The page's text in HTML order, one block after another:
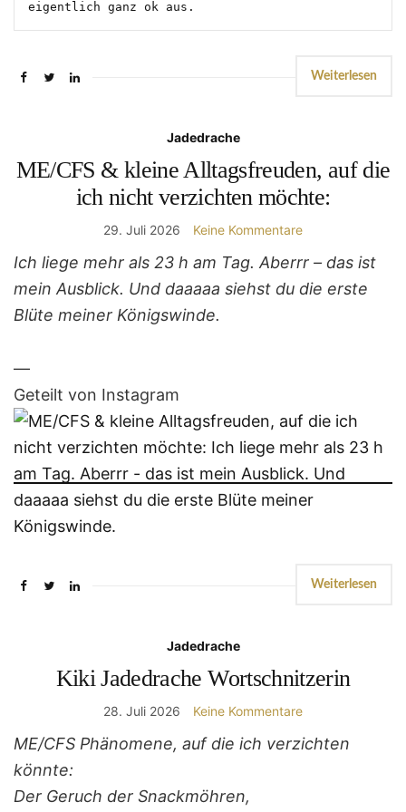
Weiterlesen
Jadedrache
ME/CFS & kleine Alltagsfreuden, auf die
ich nicht verzichten möchte:
29. Juli 2026 Keine Kommentare
Ich liege mehr als 23 h am Tag. Aberrr – das ist
mein Ausblick. Und daaaaa siehst du die erste
Blüte meiner Königswinde.
—
Geteilt von Instagram
Weiterlesen
Jadedrache
Kiki Jadedrache Wortschnitzerin
28. Juli 2026 Keine Kommentare
ME/CFS Phänomene, auf die ich verzichten
könnte:
Der Geruch der Snackmöhren,